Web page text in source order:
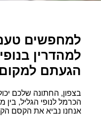
למחפשים
למהדרין
הגעתם למקום
בצפון, החתונה שלכם
הכרמל לנופי הגליל,
אנחנו נביא את הקסם